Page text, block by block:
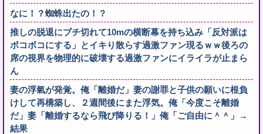
なに！？蜘蛛出たの！？
推しの脱退にブチ切れて10mの横断幕を持ち込み「反対派は
ボコボコにする」とイキり散らす過激ファン現るｗｗ後ろの
席の視界を物理的に破壊する過激ファンにイライラが止まら
ん
妻の浮氣が発覚。俺「離婚だ」妻の謝罪と子供の願いに根負
けして再構築し、２週間後にまた浮気。俺「今度こそ離婚
だ」妻「離婚するなら飛び降りる！」俺「ご自由に＾＾」→
結果